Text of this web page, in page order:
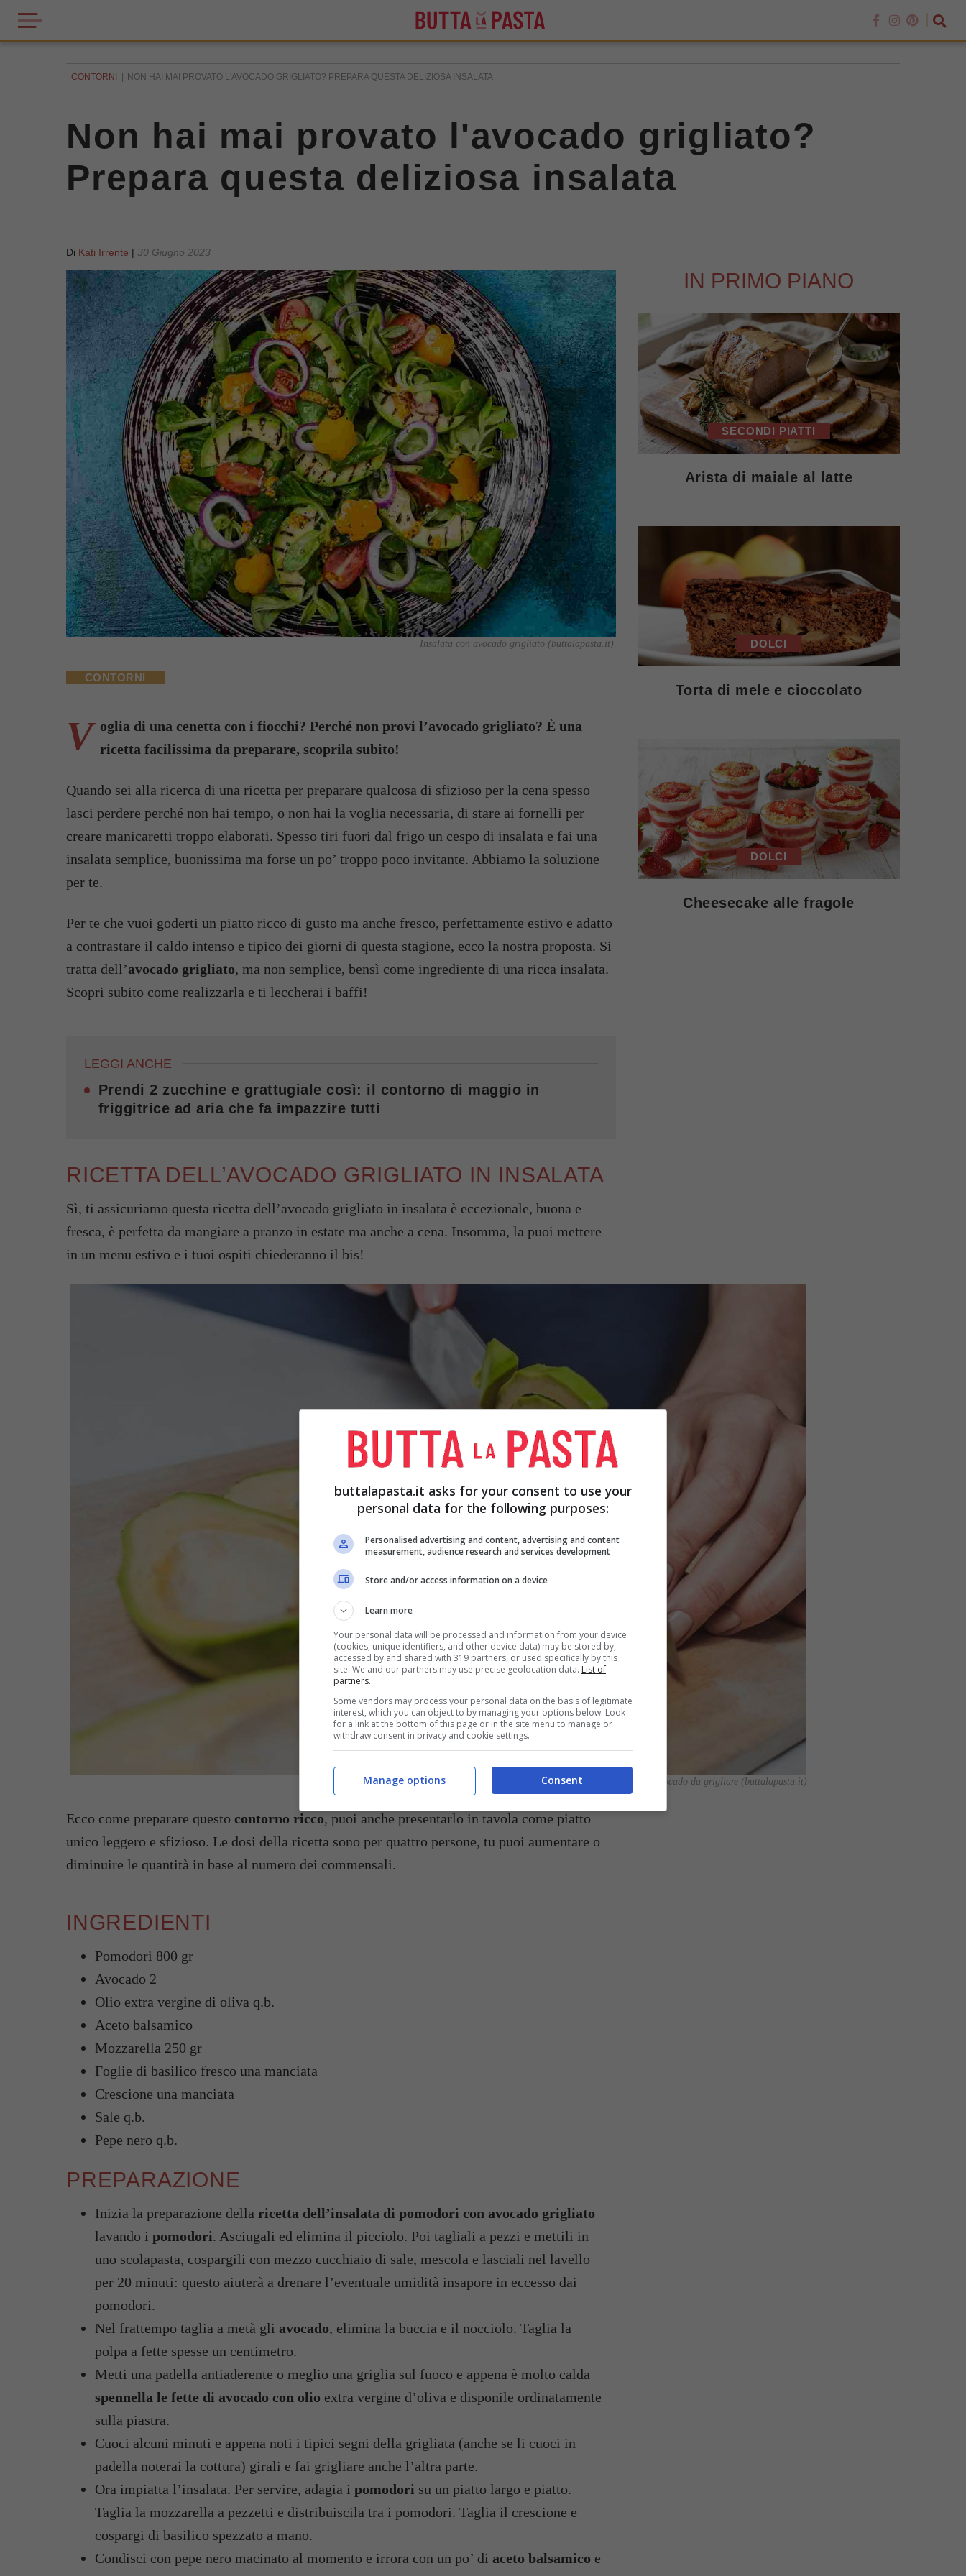
CONTORNI NON HAI MAI PROVATO L'AVOCADO GRIGLIATO? PREPARA QUESTA DELIZIOSA INSALATA
Non hai mai provato l'avocado grigliato?
Prepara questa deliziosa insalata
Di Kati Irrente | 30 Giugno 2023
Insalata con avocado grigliato (buttalapasta.it)
CONTORNI
V oglia di una cenetta con i fiocchi? Perché non provi l’avocado grigliato? È una
ricetta facilissima da preparare, scoprila subito!
Quando sei alla ricerca di una ricetta per preparare qualcosa di sfizioso per la cena spesso
lasci perdere perché non hai tempo, o non hai la voglia necessaria, di stare ai fornelli per
creare manicaretti troppo elaborati. Spesso tiri fuori dal frigo un cespo di insalata e fai una
insalata semplice, buonissima ma forse un po’ troppo poco invitante. Abbiamo la soluzione
per te.
Per te che vuoi goderti un piatto ricco di gusto ma anche fresco, perfettamente estivo e adatto
a contrastare il caldo intenso e tipico dei giorni di questa stagione, ecco la nostra proposta. Si
tratta dell’avocado grigliato, ma non semplice, bensì come ingrediente di una ricca insalata.
Scopri subito come realizzarla e ti leccherai i baffi!
LEGGI ANCHE
Prendi 2 zucchine e grattugiale così: il contorno di maggio in
friggitrice ad aria che fa impazzire tutti
RICETTA DELL’AVOCADO GRIGLIATO IN INSALATA
Sì, ti assicuriamo questa ricetta dell’avocado grigliato in insalata è eccezionale, buona e
fresca, è perfetta da mangiare a pranzo in estate ma anche a cena. Insomma, la puoi mettere
in un menu estivo e i tuoi ospiti chiederanno il bis!
Avocado da grigliare (buttalapasta.it)
Ecco come preparare questo contorno ricco, puoi anche presentarlo in tavola come piatto
unico leggero e sfizioso. Le dosi della ricetta sono per quattro persone, tu puoi aumentare o
diminuire le quantità in base al numero dei commensali.
INGREDIENTI
Pomodori 800 gr
Avocado 2
Olio extra vergine di oliva q.b.
Aceto balsamico
Mozzarella 250 gr
Foglie di basilico fresco una manciata
Crescione una manciata
Sale q.b.
Pepe nero q.b.
PREPARAZIONE
Inizia la preparazione della ricetta dell’insalata di pomodori con avocado grigliato
lavando i pomodori. Asciugali ed elimina il picciolo. Poi tagliali a pezzi e mettili in
uno scolapasta, cospargili con mezzo cucchiaio di sale, mescola e lasciali nel lavello
per 20 minuti: questo aiuterà a drenare l’eventuale umidità insapore in eccesso dai
pomodori.
Nel frattempo taglia a metà gli avocado, elimina la buccia e il nocciolo. Taglia la
polpa a fette spesse un centimetro.
Metti una padella antiaderente o meglio una griglia sul fuoco e appena è molto calda
spennella le fette di avocado con olio extra vergine d’oliva e disponile ordinatamente
sulla piastra.
Cuoci alcuni minuti e appena noti i tipici segni della grigliata (anche se li cuoci in
padella noterai la cottura) girali e fai grigliare anche l’altra parte.
Ora impiatta l’insalata. Per servire, adagia i pomodori su un piatto largo e piatto.
Taglia la mozzarella a pezzetti e distribuiscila tra i pomodori. Taglia il crescione e
cospargi di basilico spezzato a mano.
Condisci con pepe nero macinato al momento e irrora con un po’ di aceto balsamico e
IN PRIMO PIANO
SECONDI PIATTI
Arista di maiale al latte
DOLCI
Torta di mele e cioccolato
DOLCI
Cheesecake alle fragole
buttalapasta.it asks for your consent to use your
personal data for the following purposes:
Personalised advertising and content, advertising and content
measurement, audience research and services development
Store and/or access information on a device
Learn more
Your personal data will be processed and information from your device
(cookies, unique identifiers, and other device data) may be stored by,
accessed by and shared with 319 partners, or used specifically by this
site. We and our partners may use precise geolocation data. List of
partners.
Some vendors may process your personal data on the basis of legitimate
interest, which you can object to by managing your options below. Look
for a link at the bottom of this page or in the site menu to manage or
withdraw consent in privacy and cookie settings.
Consent
Manage options